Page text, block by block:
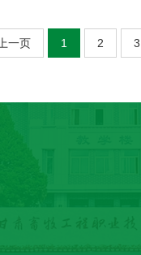
上一页 1 2 3